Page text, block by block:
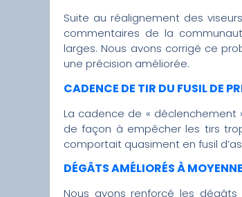
Suite au réalignement des
commentaires de la
larges. Nous avons corrigé ce
une précision améliorée.
CADENCE DE TIR DU FUSIL DE
La cadence de «
de façon à empêcher les tirs
comportait quasiment en fusil
DÉGÂTS AMÉLIORÉS À
Nous avons renforcé les